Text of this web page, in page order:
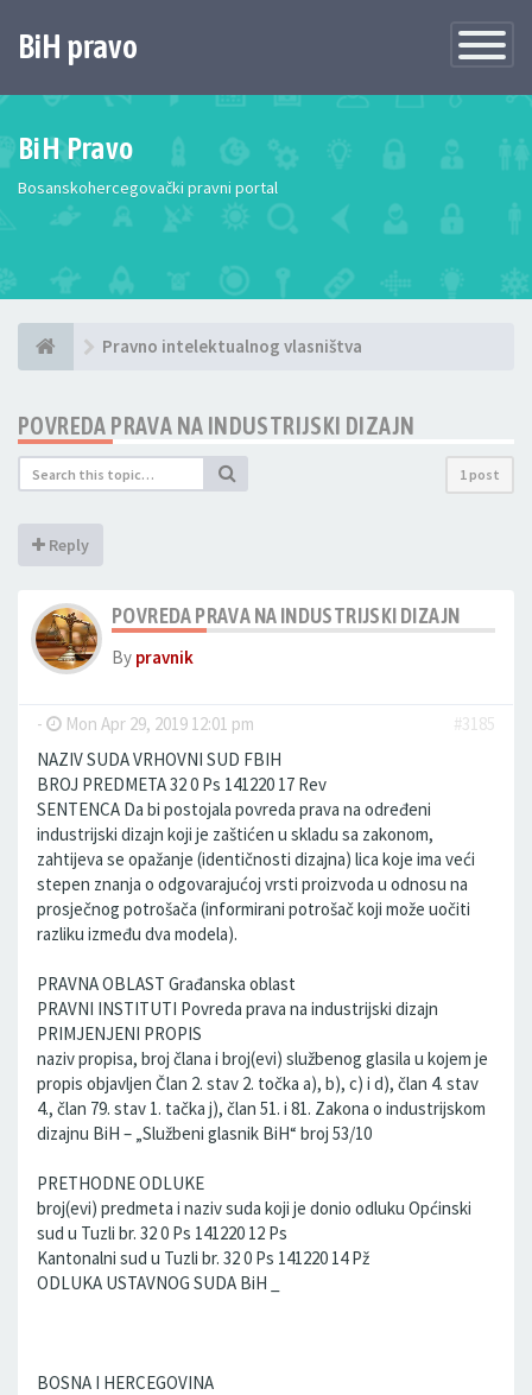
Toggle
BiH pravo
BiH Pravo
Bosanskohercegovački pravni portal
Pravno intelektualnog vlasništva
POVREDA PRAVA NA INDUSTRIJSKI DIZAJN
1 post
Reply
POVREDA PRAVA NA INDUSTRIJSKI DIZAJN
By pravnik
- Mon Apr 29, 2019 12:01 pm
#3185
NAZIV SUDA VRHOVNI SUD FBIH
BROJ PREDMETA 32 0 Ps 141220 17 Rev
SENTENCA Da bi postojala povreda prava na određeni
industrijski dizajn koji je zaštićen u skladu sa zakonom,
zahtijeva se opažanje (identičnosti dizajna) lica koje ima veći
stepen znanja o odgovarajućoj vrsti proizvoda u odnosu na
prosječnog potrošača (informirani potrošač koji može uočiti
razliku između dva modela).
PRAVNA OBLAST Građanska oblast
PRAVNI INSTITUTI Povreda prava na industrijski dizajn
PRIMJENJENI PROPIS
naziv propisa, broj člana i broj(evi) službenog glasila u kojem je
propis objavljen Član 2. stav 2. točka a), b), c) i d), član 4. stav
4., član 79. stav 1. tačka j), član 51. i 81. Zakona o industrijskom
dizajnu BiH – „Službeni glasnik BiH“ broj 53/10
PRETHODNE ODLUKE
broj(evi) predmeta i naziv suda koji je donio odluku Općinski
sud u Tuzli br. 32 0 Ps 141220 12 Ps
Kantonalni sud u Tuzli br. 32 0 Ps 141220 14 Pž
ODLUKA USTAVNOG SUDA BiH _
BOSNA I HERCEGOVINA